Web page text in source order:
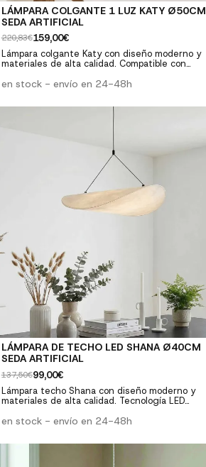
LÁMPARA COLGANTE 1 LUZ KATY Ø50CM
SEDA ARTIFICIAL
220,83€159,00€
Lámpara colgante Katy con diseño moderno y
materiales de alta calidad. Compatible con
comedores y dormitorios. ✓ Diseño moderno: Estilo
Materiales resistentes y duraderos ✓ Fácil
en stock - envío en 24-48h
LÁMPARA DE TECHO LED SHANA Ø40CM
SEDA ARTIFICIAL
137,50€99,00€
Lámpara techo Shana con diseño moderno y
materiales de alta calidad. Tecnología LED
dormitorios. ✓ Diseño moderno: Estilo
Materiales resistentes y duraderos ✓ Fácil
instalación: Incluye instrucciones y herrajes
en stock - envío en 24-48h